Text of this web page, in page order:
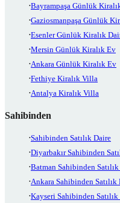
Bayrampaşa Günlük
Gaziosmanpaşa Günlük
Esenler Günlük Kiralık
Mersin Günlük Kiralık Ev
Ankara Günlük Kiralık Ev
Fethiye Kiralık Villa
Antalya Kiralık Villa
Sahibinden
Sahibinden Satılık Daire
Diyarbakır Sahibinden
Batman Sahibinden
Ankara Sahibinden Satılık
Kayseri Sahibinden